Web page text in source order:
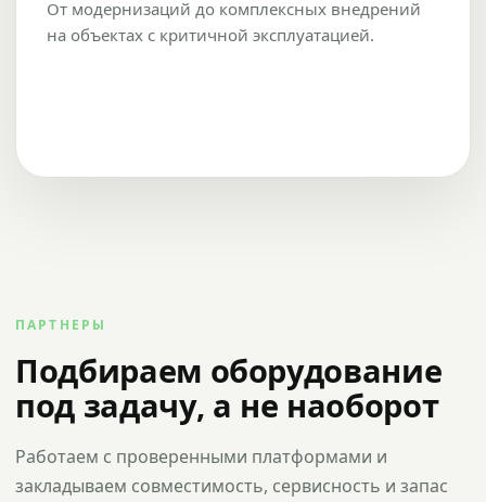
От модернизаций до комплексных внедрений
на объектах с критичной эксплуатацией.
ПАРТНЕРЫ
Подбираем оборудование
под задачу, а не наоборот
Работаем с проверенными платформами и
закладываем совместимость, сервисность и запас